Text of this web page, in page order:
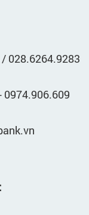
028.6264.9283
0974.906.609